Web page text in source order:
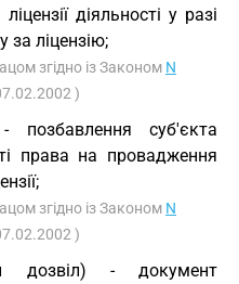
діяльності у разі
за ліцензію;
згідно із Законом N
)
позбавлення суб'єкта
права на провадження
згідно із Законом N
)
дозвіл) - документ